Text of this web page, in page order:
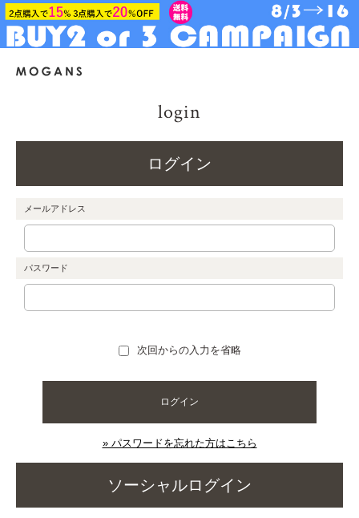
login
ログイン
メールアドレス
パスワード
次回からの入力を省略
ログイン
» パスワードを忘れた方はこちら
ソーシャルログイン